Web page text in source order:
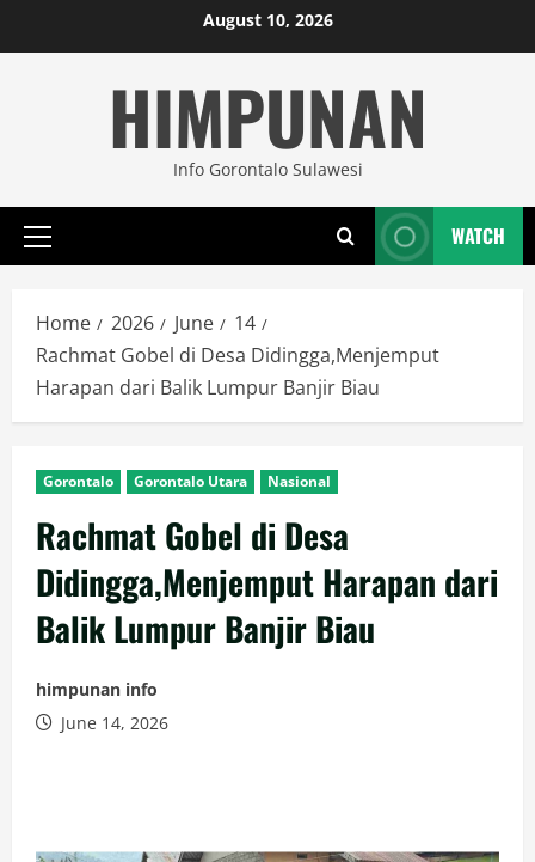
to
August 10, 2026
HIMPUNAN
Info Gorontalo Sulawesi
Primary
WATCH
Home 2026 June
14
Rachmat Gobel di Desa Didingga,Menjemput
Harapan dari Balik Lumpur Banjir Biau
Gorontalo Gorontalo Utara Nasional
Rachmat Gobel di Desa
Didingga,Menjemput Harapan dari
Balik Lumpur Banjir Biau
himpunan info
June 14, 2026